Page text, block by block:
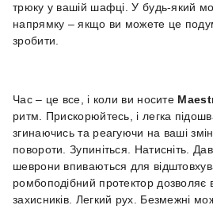
трюку у вашій шафці. У будь-який
напрямку – якщо ви можете це
зробити.
Час – це все, і коли ви носите
ритм. Прискорюйтесь, і легка
згинаючись та реагуючи на ваші
повороти. Зупиніться. Натисніть.
шеврони впиваються для
ромбоподібний протектор дозволяє
захисників. Легкий рух. Безмежні